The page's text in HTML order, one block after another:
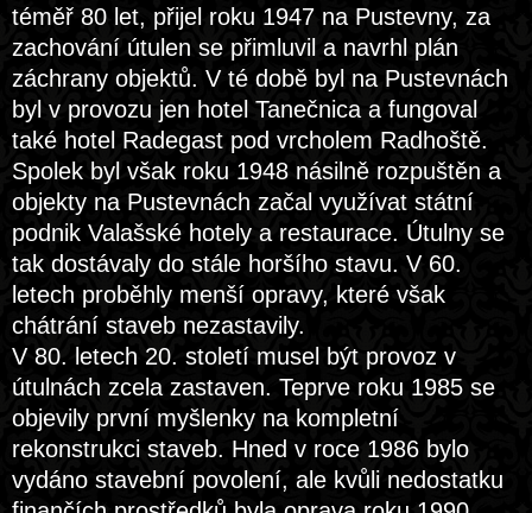
téměř 80 let, přijel roku 1947 na Pustevny, za
zachování útulen se přimluvil a navrhl plán
záchrany objektů. V té době byl na Pustevnách
byl v provozu jen hotel Tanečnica a fungoval
také hotel Radegast pod vrcholem Radhoště.
Spolek byl však roku 1948 násilně rozpuštěn a
objekty na Pustevnách začal využívat státní
podnik Valašské hotely a restaurace. Útulny se
tak dostávaly do stále horšího stavu. V 60.
letech proběhly menší opravy, které však
chátrání staveb nezastavily.
V 80. letech 20. století musel být provoz v
útulnách zcela zastaven. Teprve roku 1985 se
objevily první myšlenky na kompletní
rekonstrukci staveb. Hned v roce 1986 bylo
vydáno stavební povolení, ale kvůli nedostatku